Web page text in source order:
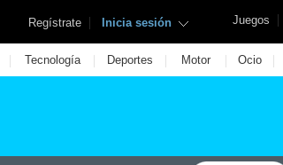
Juegos |
Regístrate | Inicia sesión
| Tecnología | Deportes | Motor | Ocio |